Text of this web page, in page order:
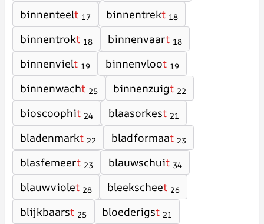
binnenteelt 17 binnentrekt 18
binnentrokt 18 binnenvaart 18
binnenvielt 19 binnenvloot 19
binnenwacht 25 binnenzuigt 22
bioscoophit 24 blaasorkest 21
bladenmarkt 22 bladformaat 23
blasfemeert 23 blauwschuit 34
blauwviolet 28 bleekscheet 26
blijkbaarst 25 bloederigst 21